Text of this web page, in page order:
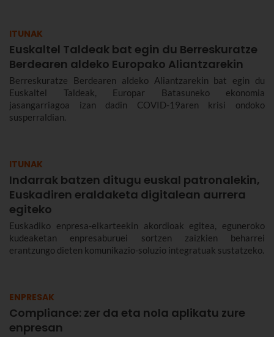
ITUNAK
Euskaltel Taldeak bat egin du Berreskuratze
Berdearen aldeko Europako Aliantzarekin
Berreskuratze Berdearen aldeko Aliantzarekin bat egin du
Euskaltel Taldeak, Europar Batasuneko ekonomia
jasangarriagoa izan dadin COVID-19aren krisi ondoko
susperraldian.
ITUNAK
Indarrak batzen ditugu euskal patronalekin,
Euskadiren eraldaketa digitalean aurrera
egiteko
Euskadiko enpresa-elkarteekin akordioak egitea, eguneroko
kudeaketan enpresaburuei sortzen zaizkien beharrei
erantzungo dieten komunikazio-soluzio integratuak sustatzeko.
ENPRESAK
Compliance: zer da eta nola aplikatu zure
enpresan